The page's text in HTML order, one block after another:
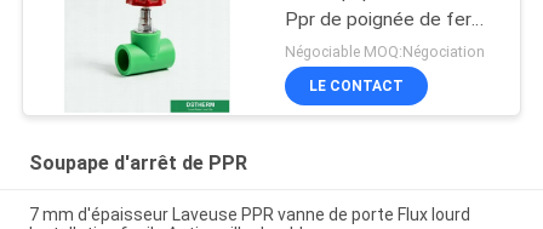
Ppr de poignée de fer
intérieures à travers la
soupape d'arrêt
Négociable MOQ:Négociation
LE CONTACT
Soupape d'arrêt de PPR
7 mm d'épaisseur Laveuse PPR vanne de porte Flux lourd